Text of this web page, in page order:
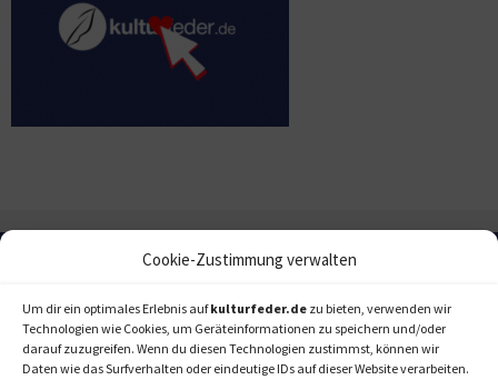
Cookie-Zustimmung verwalten
Um dir ein optimales Erlebnis aufkulturfeder.de zu bieten, verwenden wir
Technologien wie Cookies, um Geräteinformationen zu speichern und/oder
darauf zuzugreifen. Wenn du diesen Technologien zustimmst, können wir
Daten wie das Surfverhalten oder eindeutige IDs auf dieser Website verarbeiten.